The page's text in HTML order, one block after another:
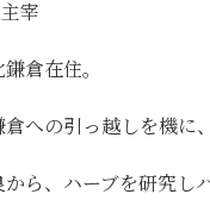
宰
倉在住。
への引っ越しを機に
から、ハーブを研究し